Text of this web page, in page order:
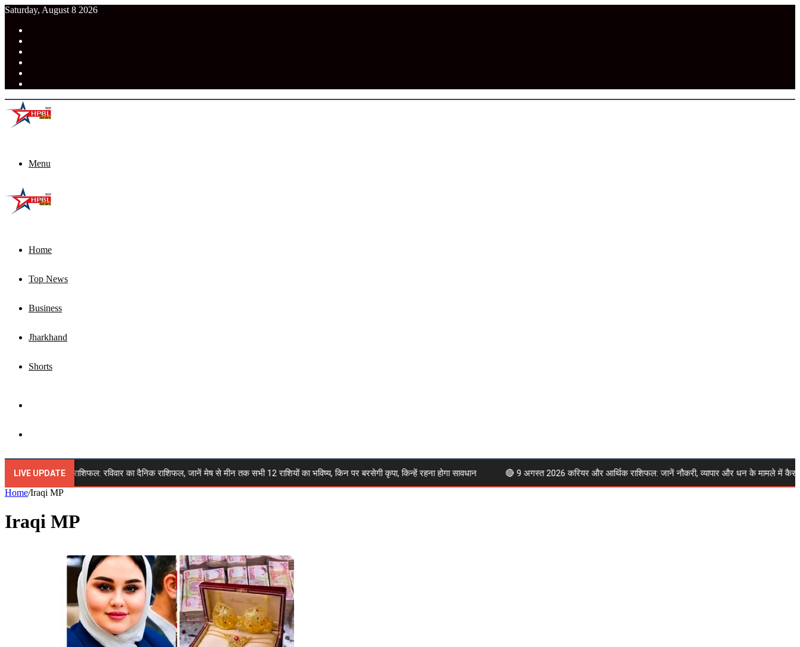
Saturday, August 8 2026
Menu
Home
Top News
Business
Jharkhand
Shorts
for
LIVE UPDATE
🔴 9 अगस्त 2026 राशिफल: रविवार का दैनिक राशिफल, जानें मेष से मीन तक सभी 12 राशियों का भविष्य, किन पर बरसेगी कृपा, किन्हें रहना होगा सावधान 🔴 9 अगस्त 2026 करियर और आर्थिक राशिफल: जानें नौकरी, व्यापार और धन के मामले में कैसा
Home/Iraqi MP
Iraqi MP